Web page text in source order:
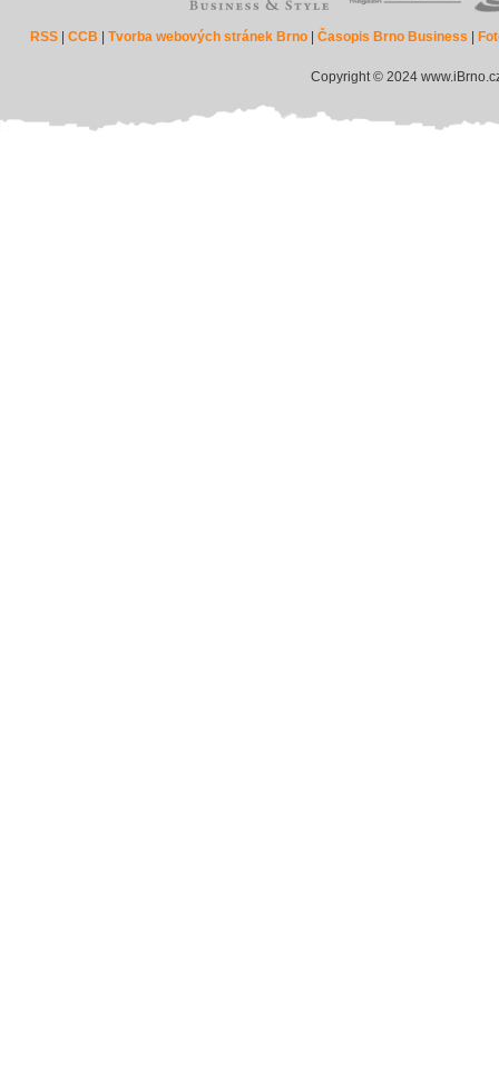
RSS |CCB |Tvorba webových stránek Brno |Časopis Brno Business
Copyright © 2024